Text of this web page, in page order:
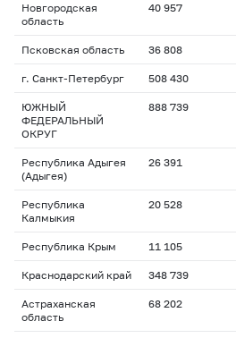
Новгородская
область
40 957
Псковская область 36 808
г. Санкт-Петербург 508 430
ЮЖНЫЙ
ФЕДЕРАЛЬНЫЙ
ОКРУГ
888 739
Республика Адыгея
(Адыгея)
26 391
Республика
Калмыкия
20 528
Республика Крым 11 105
Краснодарский край 348 739
Астраханская
область
68 202